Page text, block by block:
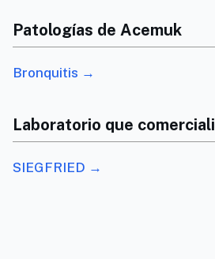
Patologías de Acemuk
Bronquitis →
Laboratorio que
SIEGFRIED →